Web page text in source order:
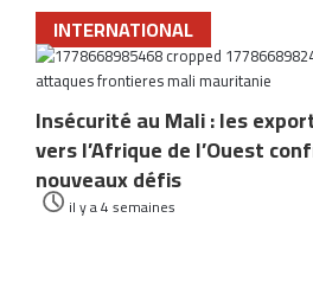
INTERNATIONAL
Insécurité au Mali : les
vers l’Afrique de l’Ouest
nouveaux défis
il y a 4 semaines